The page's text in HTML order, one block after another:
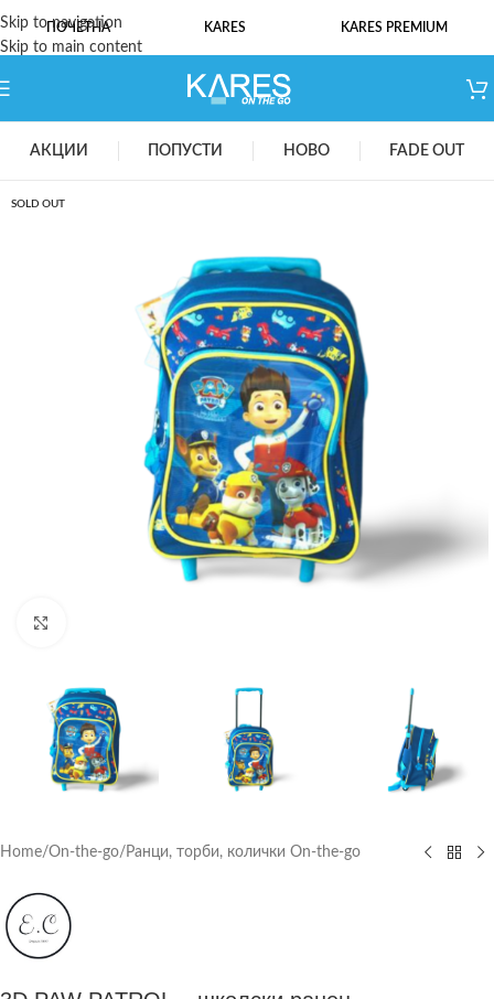
Skip to navigation
Skip to main content
ПОЧЕТНА KARES KARES PREMIUM
АКЦИИ ПОПУСТИ НОВО FADE OUT
SOLD OUT
Home/On-the-go/ Ранци, торби, колички On-the-go